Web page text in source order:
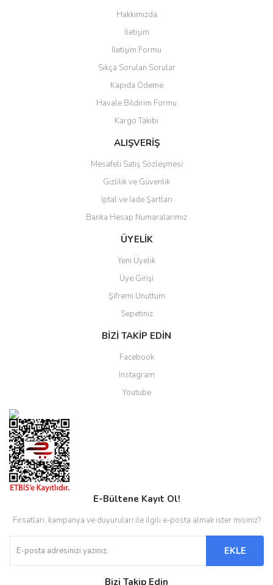
Hakkımızda
İletişim
İletişim Formu
Sıkça Sorulan Sorular
Kapıda Ödeme
Havale Bildirim Formu
Kargo Takibi
ALIŞVERİŞ
Mesafeli Satış Sözleşmesi
Gizlilik ve Güvenlik
İptal ve İade Şartları
Banka Hesap Numaralarımız
ÜYELİK
Yeni Üyelik
Üye Girişi
Şifremi Unuttum
Sepetiniz
BİZİ TAKİP EDİN
Facebook
Instagram
Youtube
E-Bültene Kayıt Ol!
Fırsatları, kampanya ve duyuruları ile ilgili e-posta almak ister misiniz?
EKLE
Bizi Takip Edin